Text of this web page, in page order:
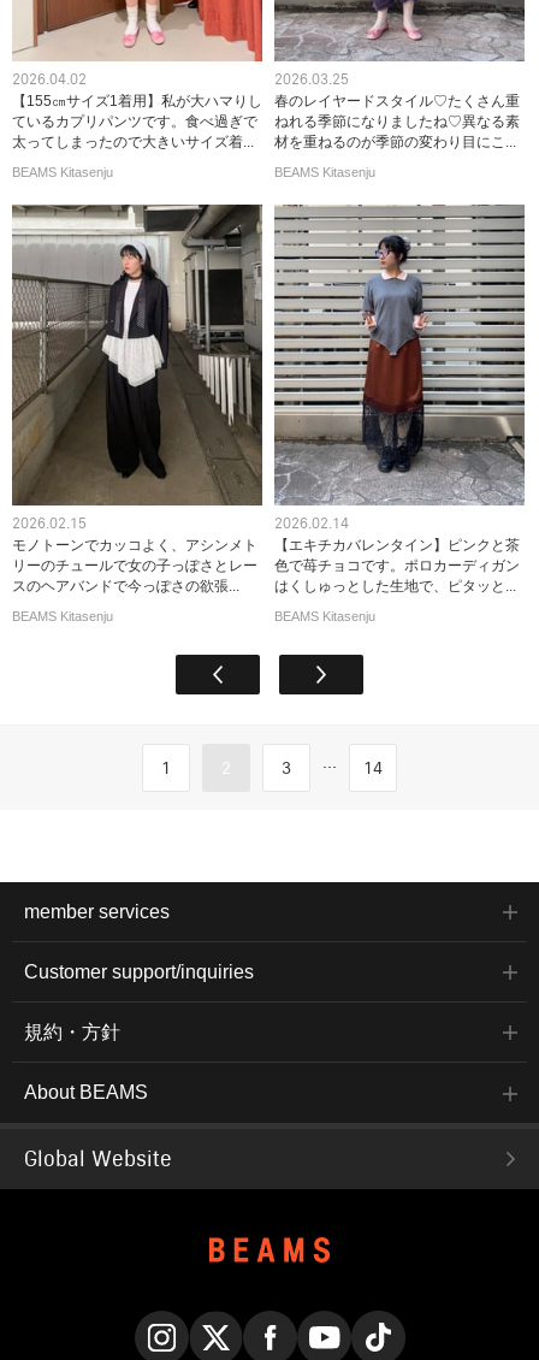
2026.04.02
【155㎝サイズ1着用】私が大ハマりし
ているカプリパンツです。食べ過ぎで
太ってしまったので大きいサイズ着...
BEAMS Kitasenju
2026.03.25
春のレイヤードスタイル♡たくさん重
ねれる季節になりましたね♡異なる素
材を重ねるのが季節の変わり目にこ...
BEAMS Kitasenju
2026.02.15
モノトーンでカッコよく、アシンメト
リーのチュールで女の子っぽさとレー
スのヘアバンドで今っぽさの欲張...
BEAMS Kitasenju
2026.02.14
【エキチカバレンタイン】ピンクと茶
色で苺チョコです。ポロカーディガン
はくしゅっとした生地で、ピタッと...
BEAMS Kitasenju
1 2 3 ... 14
member services
Customer support/inquiries
規約・方針
About BEAMS
Global Website